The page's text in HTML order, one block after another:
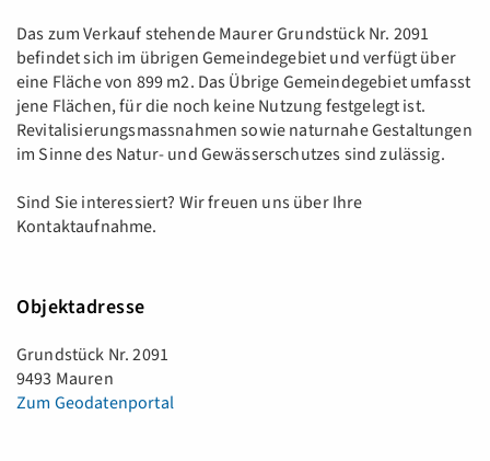
Das zum Verkauf stehende Maurer Grundstück Nr. 2091
befindet sich im übrigen Gemeindegebiet und verfügt über
eine Fläche von 899 m2. Das Übrige Gemeindegebiet umfasst
jene Flächen, für die noch keine Nutzung festgelegt ist.
Revitalisierungsmassnahmen sowie naturnahe Gestaltungen
im Sinne des Natur- und Gewässerschutzes sind zulässig.
Sind Sie interessiert? Wir freuen uns über Ihre
Kontaktaufnahme.
Objektadresse
Grundstück Nr. 2091
9493 Mauren
Zum Geodatenportal